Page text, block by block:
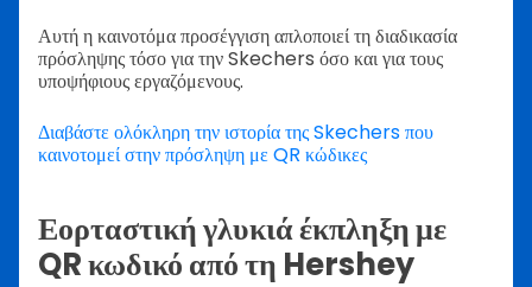
Αυτή η καινοτόμα προσέγγιση απλοποιεί τη διαδικασία
πρόσληψης τόσο για την Skechers όσο και για τους
υποψήφιους εργαζόμενους.
Διαβάστε ολόκληρη την ιστορία της Skechers που
καινοτομεί στην πρόσληψη με QR κώδικες
Εορταστική γλυκιά έκπληξη με
QR κωδικό από τη Hershey